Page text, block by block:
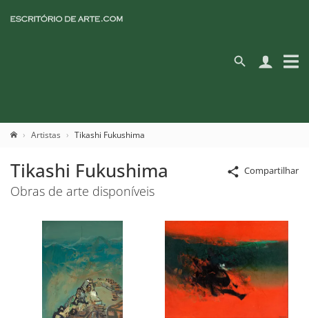
Artistas Tikashi Fukushima
Compartilhar
Tikashi Fukushima
Obras de arte disponíveis